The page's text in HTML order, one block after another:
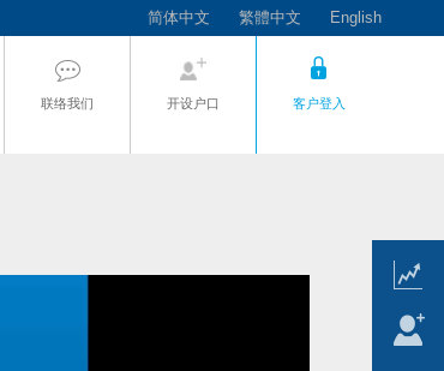
简体中文 繁體中文 English
联络我们 开设户口 客户登入